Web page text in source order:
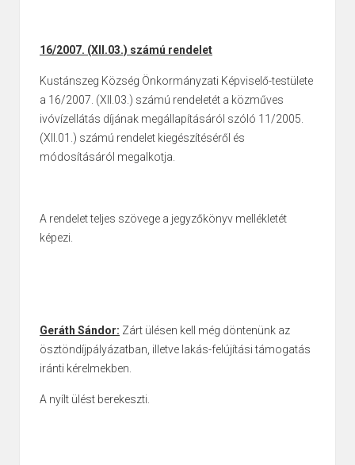
16/2007. (XII.03.) számú rendelet
Kustánszeg Község Önkormányzati Képviselő-testülete
a 16/2007. (XII.03.) számú rendeletét a közműves
ivóvízellátás díjának megállapításáról szóló 11/2005.
(XII.01.) számú rendelet kiegészítéséről és
módosításáról megalkotja.
A rendelet teljes szövege a jegyzőkönyv mellékletét
képezi.
Geráth Sándor: Zárt ülésen kell még döntenünk az
ösztöndíjpályázatban, illetve lakás-felújítási támogatás
iránti kérelmekben.
A nyílt ülést berekeszti.